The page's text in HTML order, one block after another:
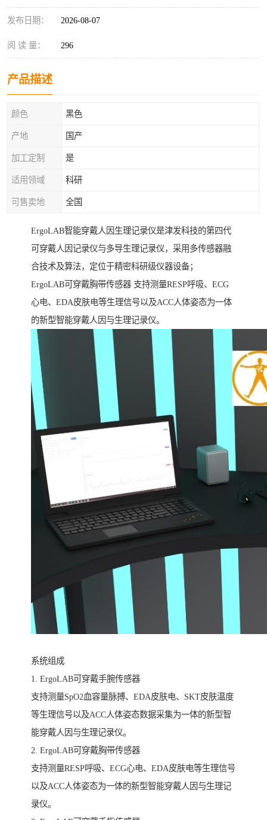
发布日期： 2026-08-07
阅 读 量： 296
产品描述
颜色 黑色
产地 国产
加工定制 是
适用领域 科研
可售卖地 全国
ErgoLAB智能穿戴人因生理记录仪是津发科技的第四代
可穿戴人因记录仪与多导生理记录仪，采用多传感器融
合技术及算法，定位于精密科研级仪器设备；
ErgoLAB可穿戴胸带传感器 支持测量RESP呼吸、ECG
心电、EDA皮肤电等生理信号以及ACC人体姿态为一体
的新型智能穿戴人因与生理记录仪。
系统组成
1. ErgoLAB可穿戴手腕传感器
支持测量SpO2血容量脉搏、EDA皮肤电、SKT皮肤温度
等生理信号以及ACC人体姿态数据采集为一体的新型智
能穿戴人因与生理记录仪。
2. ErgoLAB可穿戴胸带传感器
支持测量RESP呼吸、ECG心电、EDA皮肤电等生理信号
以及ACC人体姿态为一体的新型智能穿戴人因与生理记
录仪。